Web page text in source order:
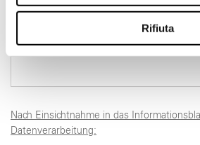
annunci, per fornire funzionalità dei
analizzare il nostro traffico.
informazioni sul modo in cui utilizza
nostri partner che si occupano di
raccolto dal suo utilizzo dei loro
Rifiuta
Nach Einsichtnahme in das
Datenverarbeitung: